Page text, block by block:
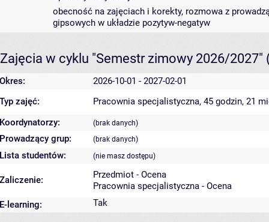
obecność na zajęciach i korekty, rozmowa z
gipsowych w układzie pozytyw-negatyw
Zajęcia w cyklu "Semestr zimowy 2026/2027"
Okres:
2026-10-01 - 2027-02-01
Typ zajęć:
Pracownia specjalistyczna, 45 godzin, 21
Koordynatorzy:
(brak danych)
Prowadzący grup: (brak danych)
Lista studentów: (nie masz dostępu)
Zaliczenie:
Przedmiot - Ocena
Pracownia specjalistyczna - Ocena
E-learning:
Tak